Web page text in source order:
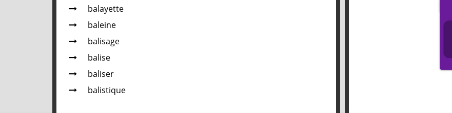
balayette
baleine
balisage
balise
baliser
balistique